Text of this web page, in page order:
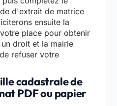
d'extrait de matrice
ensuite la
place pour obtenir
droit et la mairie
refuser votre
cadastrale de
PDF ou papier